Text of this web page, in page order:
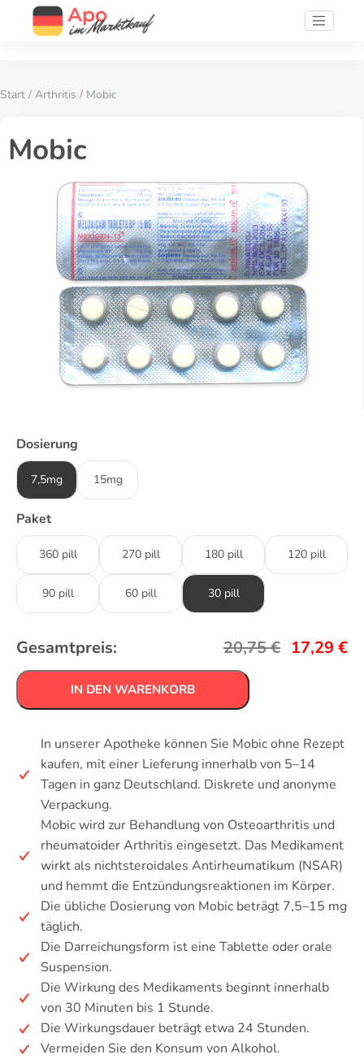
Start / Arthritis / Mobic
Mobic
Dosierung
7,5mg 15mg
Paket
360 pill 270 pill 180 pill 120 pill
90 pill 60 pill 30 pill
Gesamtpreis: 20,75€ 17,29 €
IN DEN WARENKORB
In unserer Apotheke können Sie Mobic ohne Rezept
kaufen, mit einer Lieferung innerhalb von 5–14
Tagen in ganz Deutschland. Diskrete und anonyme
Verpackung.
Mobic wird zur Behandlung von Osteoarthritis und
rheumatoider Arthritis eingesetzt. Das Medikament
wirkt als nichtsteroidales Antirheumatikum (NSAR)
und hemmt die Entzündungsreaktionen im Körper.
Die übliche Dosierung von Mobic beträgt 7,5–15 mg
täglich.
Die Darreichungsform ist eine Tablette oder orale
Suspension.
Die Wirkung des Medikaments beginnt innerhalb
von 30 Minuten bis 1 Stunde.
Die Wirkungsdauer beträgt etwa 24 Stunden.
Vermeiden Sie den Konsum von Alkohol.